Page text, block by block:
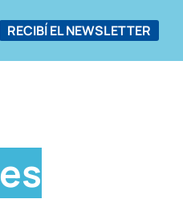
RECIBÍ EL NEWSLETTER